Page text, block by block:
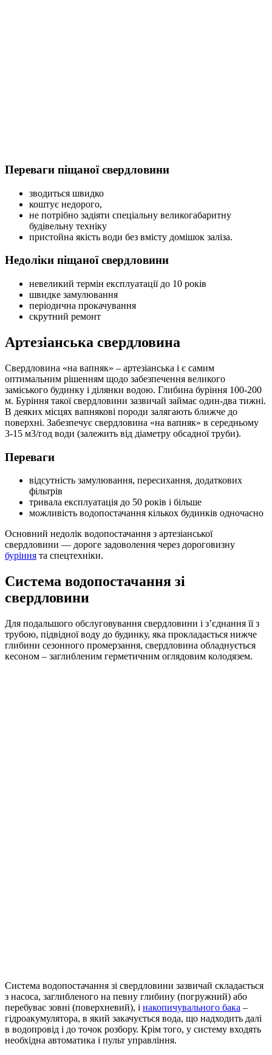
Переваги піщаної свердловини
зводиться швидко
коштує недорого,
не потрібно задіяти спеціальну великогабаритну
будівельну техніку
пристойна якість води без вмісту домішок заліза.
Недоліки піщаної свердловини
невеликий термін експлуатації до 10 років
швидке замулювання
періодична прокачування
скрутний ремонт
Артезіанська свердловина
Свердловина «на вапняк» – артезіанська і є самим
оптимальним рішенням щодо забезпечення великого
заміського будинку і ділянки водою. Глибина буріння 100-200
м. Буріння такої свердловини зазвичай займає один-два тижні.
В деяких місцях вапнякові породи залягають ближче до
поверхні. Забезпечує свердловина «на вапняк» в середньому
3-15 м3/год води (залежить від діаметру обсадної труби).
Переваги
відсутність замулювання, пересихання, додаткових
фільтрів
тривала експлуатація до 50 років і більше
можливість водопостачання кількох будинків одночасно
Основний недолік водопостачання з артезіанської
свердловини — дороге задоволення через дороговизну
буріння та спецтехніки.
Система водопостачання зі
свердловини
Для подальшого обслуговування свердловини і з’єднання її з
трубою, підвідної воду до будинку, яка прокладається нижче
глибини сезонного промерзання, свердловина обладнується
кесоном – заглибленим герметичним оглядовим колодязем.
Система водопостачання зі свердловини зазвичай складається
з насоса, заглибленого на певну глибину (погружний) або
перебуває зовні (поверхневий), і накопичувального бака –
гідроакумулятора, в який закачується вода, що надходить далі
в водопровід і до точок розбору. Крім того, у систему входять
необхідна автоматика і пульт управління.